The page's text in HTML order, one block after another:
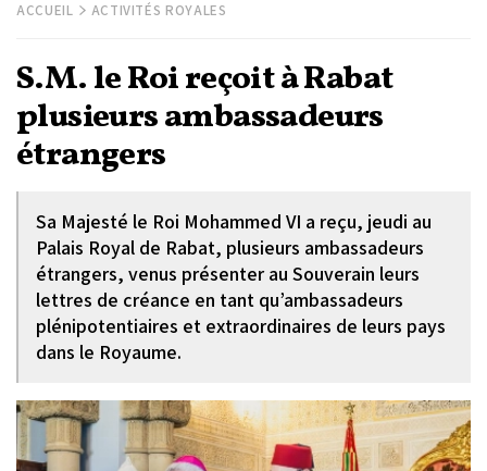
ACCUEIL ACTIVITÉS ROYALES
S.M. le Roi reçoit à Rabat
plusieurs ambassadeurs
étrangers
Sa Majesté le Roi Mohammed VI a reçu, jeudi au
Palais Royal de Rabat, plusieurs ambassadeurs
étrangers, venus présenter au Souverain leurs
lettres de créance en tant qu’ambassadeurs
plénipotentiaires et extraordinaires de leurs pays
dans le Royaume.